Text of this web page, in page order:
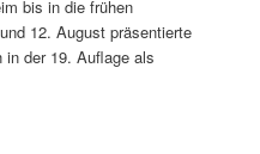
bis in die frühen
12. August präsentierte
in der 19. Auflage als